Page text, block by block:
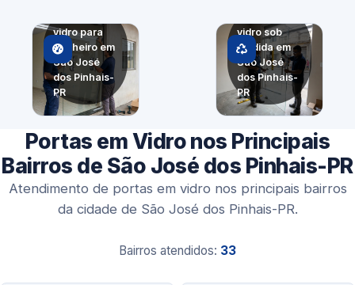
vidro para
banheiro em
São José
dos Pinhais-
PR
vidro sob
medida em
São José
dos Pinhais-
PR
Portas em Vidro nos Principais
Bairros de São José dos Pinhais-PR
Atendimento de portas em vidro nos principais bairros
da cidade de São José dos Pinhais-PR.
Bairros atendidos: 33